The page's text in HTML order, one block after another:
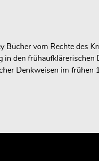
Bücher vom Rechte des
in den
Denkweisen im frühen